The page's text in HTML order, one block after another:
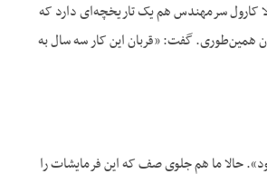
کارول سرمهندس هم یک تاریخچه‌ای دارد که
همین‌طوری. گفت: «قربان این کار سه سال به
حالا ما هم جلوی صف که این فرمایشات را